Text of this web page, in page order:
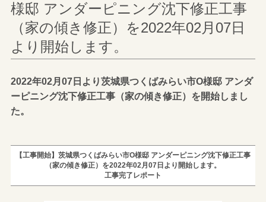
様邸 アンダーピニング沈下修正工事
（家の傾き修正）を2022年02月07日
より開始します。
2022年02月07日より茨城県つくばみらい市O様邸 アンダ
ーピニング沈下修正工事（家の傾き修正）を開始しまし
た。
【工事開始】茨城県つくばみらい市O様邸 アンダーピニング沈下修正工事
（家の傾き修正）を2022年02月07日より開始します。
工事完了レポート